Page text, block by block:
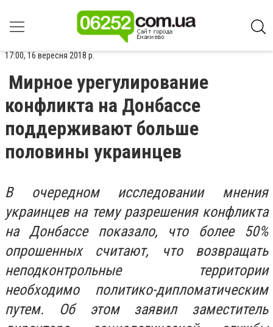
17:00, 16 вересня 2018 р.
Мирное урегулирование
конфликта на Донбассе
поддерживают больше
половины украинцев
В очередном исследовании мнения
украинцев на тему разрешения конфликта
на Донбассе показало, что более 50%
опрошенных считают, что возвращать
неподконтрольные территории
необходимо политико-дипломатическим
путем. Об этом заявил заместитель